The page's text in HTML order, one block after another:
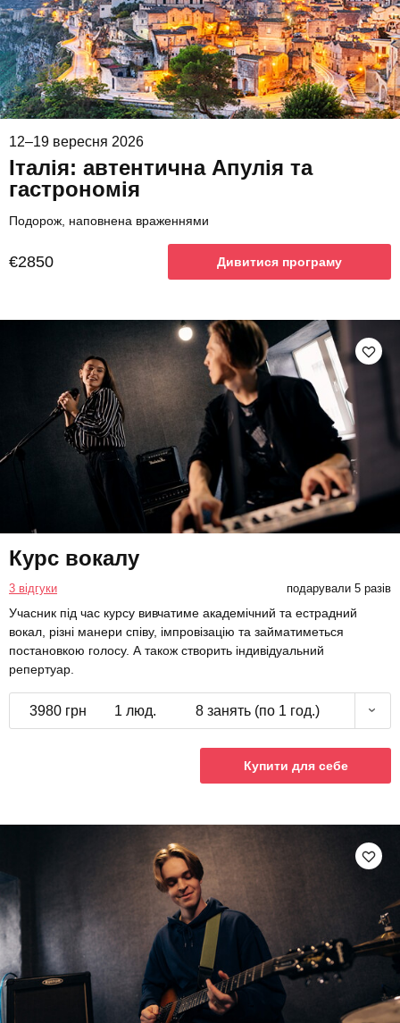
12–19 вересня 2026
Італія: автентична Апулія та
гастрономія
Подорож, наповнена враженнями
€2850 Дивитися програму
Курс вокалу
3 відгуки подарували 5 разів
Учасник під час курсу вивчатиме академічний та естрадний
вокал, різні манери співу, імпровізацію та займатиметься
постановкою голосу. А також створить індивідуальний
репертуар.
3980 грн 1 люд. 8 занять (по 1 год.)
Купити для себе